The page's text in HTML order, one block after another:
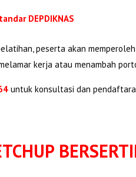
DEPDIKNAS
peserta akan memperoleh
kerja atau menambah
untuk konsultasi dan